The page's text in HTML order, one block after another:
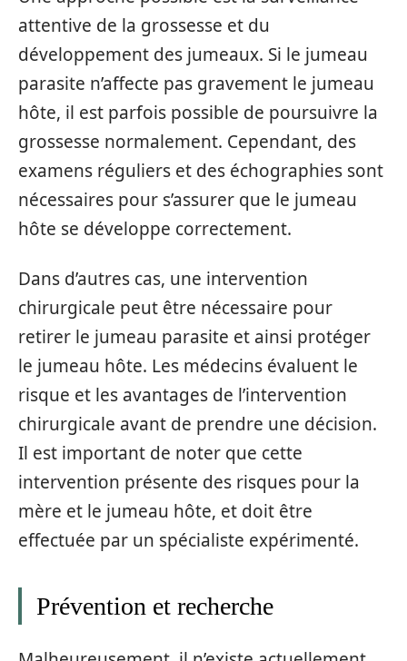
attentive de la grossesse et du
développement des jumeaux. Si le jumeau
parasite n’affecte pas gravement le jumeau
hôte, il est parfois possible de poursuivre la
grossesse normalement. Cependant, des
examens réguliers et des échographies sont
nécessaires pour s’assurer que le jumeau
hôte se développe correctement.
Dans d’autres cas, une intervention
chirurgicale peut être nécessaire pour
retirer le jumeau parasite et ainsi protéger
le jumeau hôte. Les médecins évaluent le
risque et les avantages de l’intervention
chirurgicale avant de prendre une décision.
Il est important de noter que cette
intervention présente des risques pour la
mère et le jumeau hôte, et doit être
effectuée par un spécialiste expérimenté.
Prévention et recherche